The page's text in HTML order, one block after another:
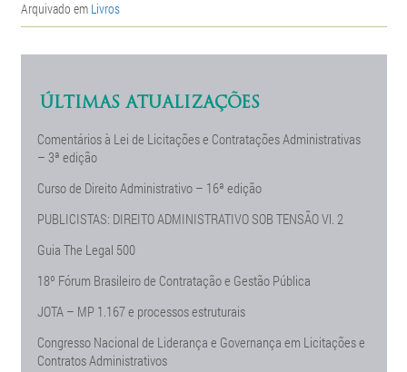
Arquivado em Livros
ÚLTIMAS ATUALIZAÇÕES
Comentários à Lei de Licitações e Contratações Administrativas
– 3ª edição
Curso de Direito Administrativo – 16ª edição
PUBLICISTAS: DIREITO ADMINISTRATIVO SOB TENSÃO Vl. 2
Guia The Legal 500
18º Fórum Brasileiro de Contratação e Gestão Pública
JOTA – MP 1.167 e processos estruturais
Congresso Nacional de Liderança e Governança em Licitações e
Contratos Administrativos